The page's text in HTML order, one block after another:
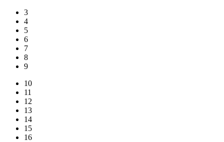
3
4
5
6
7
8
9
10
11
12
13
14
15
16